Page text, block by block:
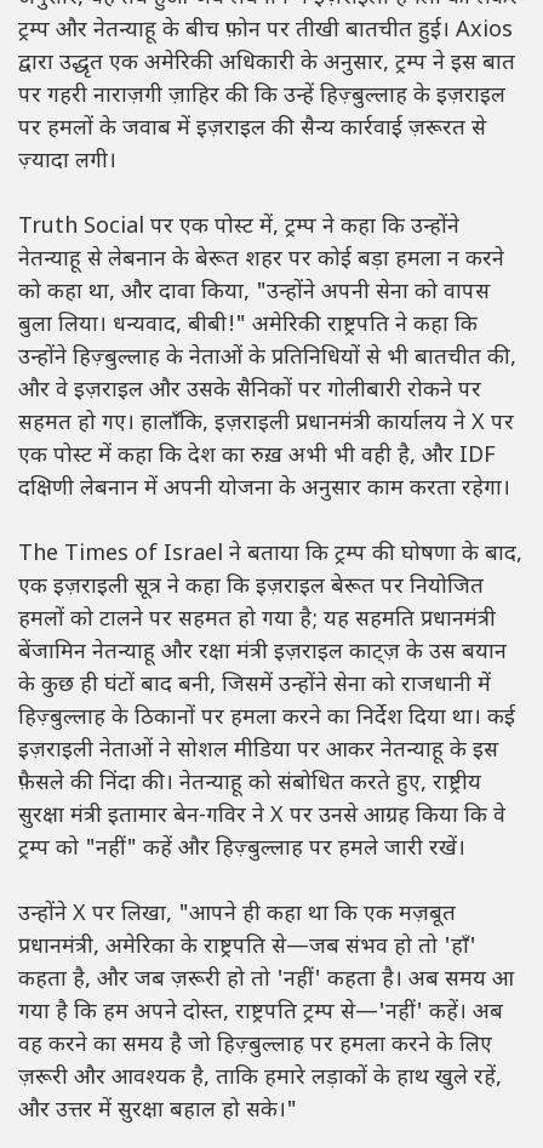
ट्रम्प और नेतन्याहू के बीच फ़ोन पर तीखी बातचीत हुई। Axios
द्वारा उद्धृत एक अमेरिकी अधिकारी के अनुसार, ट्रम्प ने इस बात
पर गहरी नाराज़गी ज़ाहिर की कि उन्हें हिज़्बुल्लाह के इज़राइल
पर हमलों के जवाब में इज़राइल की सैन्य कार्रवाई ज़रूरत से
ज़्यादा लगी।
Truth Social पर एक पोस्ट में, ट्रम्प ने कहा कि उन्होंने
नेतन्याहू से लेबनान के बेरूत शहर पर कोई बड़ा हमला न करने
को कहा था, और दावा किया, "उन्होंने अपनी सेना को वापस
बुला लिया। धन्यवाद, बीबी!" अमेरिकी राष्ट्रपति ने कहा कि
उन्होंने हिज़्बुल्लाह के नेताओं के प्रतिनिधियों से भी बातचीत की,
और वे इज़राइल और उसके सैनिकों पर गोलीबारी रोकने पर
सहमत हो गए। हालाँकि, इज़राइली प्रधानमंत्री कार्यालय ने X पर
एक पोस्ट में कहा कि देश का रुख़ अभी भी वही है, और IDF
दक्षिणी लेबनान में अपनी योजना के अनुसार काम करता रहेगा।
The Times of Israel ने बताया कि ट्रम्प की घोषणा के बाद,
एक इज़राइली सूत्र ने कहा कि इज़राइल बेरूत पर नियोजित
हमलों को टालने पर सहमत हो गया है; यह सहमति प्रधानमंत्री
बेंजामिन नेतन्याहू और रक्षा मंत्री इज़राइल काट्ज़ के उस बयान
के कुछ ही घंटों बाद बनी, जिसमें उन्होंने सेना को राजधानी में
हिज़्बुल्लाह के ठिकानों पर हमला करने का निर्देश दिया था। कई
इज़राइली नेताओं ने सोशल मीडिया पर आकर नेतन्याहू के इस
फ़ैसले की निंदा की। नेतन्याहू को संबोधित करते हुए, राष्ट्रीय
सुरक्षा मंत्री इतामार बेन-गविर ने X पर उनसे आग्रह किया कि वे
ट्रम्प को "नहीं" कहें और हिज़्बुल्लाह पर हमले जारी रखें।
उन्होंने X पर लिखा, "आपने ही कहा था कि एक मज़बूत
प्रधानमंत्री, अमेरिका के राष्ट्रपति से—जब संभव हो तो 'हाँ'
कहता है, और जब ज़रूरी हो तो 'नहीं' कहता है। अब समय आ
गया है कि हम अपने दोस्त, राष्ट्रपति ट्रम्प से—'नहीं' कहें। अब
वह करने का समय है जो हिज़्बुल्लाह पर हमला करने के लिए
ज़रूरी और आवश्यक है, ताकि हमारे लड़ाकों के हाथ खुले रहें,
और उत्तर में सुरक्षा बहाल हो सके।"